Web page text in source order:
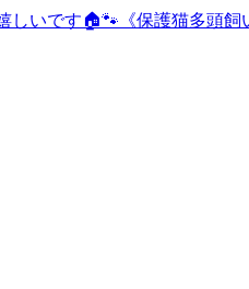
しいです🏠🐾《保護猫多頭飼